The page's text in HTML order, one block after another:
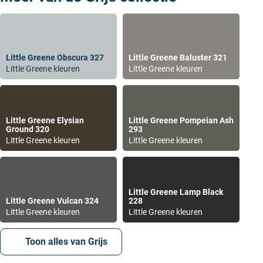
mengen in verschillende verfsoorten, zoals muurverf,
De juisteprimervoor Livid 263
biedt de volgende Little Greene primers:
Intelligent ASP
(All Surface Primer)
Deze watergedragen primer is geschikt voor
metaal en muren. Hij kan in elke Little Greene kleur
worden gemengd, wat een betere dekking geeft en
beschadigingen minder zichtbaar maakt.
Wall Primer Sealer
Speciaal ontworpen voor onbehandelde en
Little Greene Obscura 327
Little Greene kleuren
Little Greene Baluster 321
Little Greene kleuren
Little Greene Elysian
Ground 320
Little Greene kleuren
Little Greene Pompeian Ash
293
Little Greene kleuren
Little Greene Vulcan 324
Little Greene kleuren
Little Greene Lamp Black
228
Little Greene kleuren
Toon alles van Grijs